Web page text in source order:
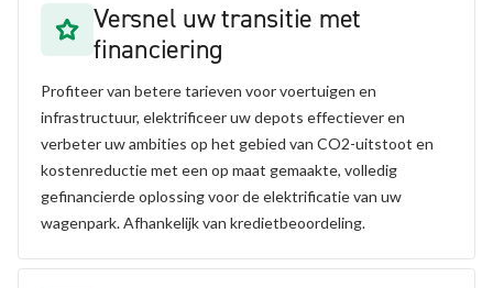
Versnel uw transitie met
financiering
Profiteer van betere tarieven voor voertuigen en
infrastructuur, elektrificeer uw depots effectiever en
verbeter uw ambities op het gebied van CO2-uitstoot en
kostenreductie met een op maat gemaakte, volledig
gefinancierde oplossing voor de elektrificatie van uw
wagenpark. Afhankelijk van kredietbeoordeling.